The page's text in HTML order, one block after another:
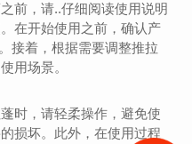
前，请..仔细阅读使用说明
在开始使用之前，确认产
接着，根据需要调整推拉
用场景。
时，请轻柔操作，避免使
损坏。此外，在使用过程